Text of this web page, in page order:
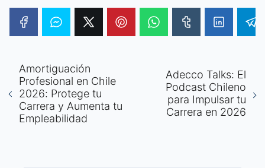
Amortiguación
Profesional en Chile
2026: Protege tu
Carrera y Aumenta tu
Empleabilidad
Adecco Talks: El
Podcast Chileno
para Impulsar tu
Carrera en 2026